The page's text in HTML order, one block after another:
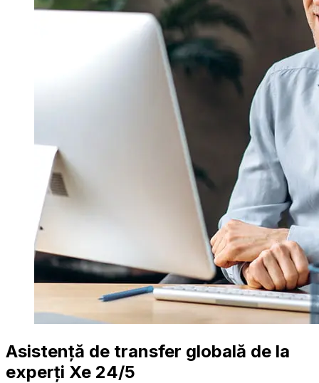
Asistență de transfer globală de la
experți Xe 24/5